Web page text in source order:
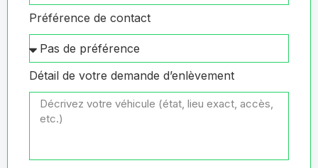
Préférence de contact
Détail de votre demande d’enlèvement